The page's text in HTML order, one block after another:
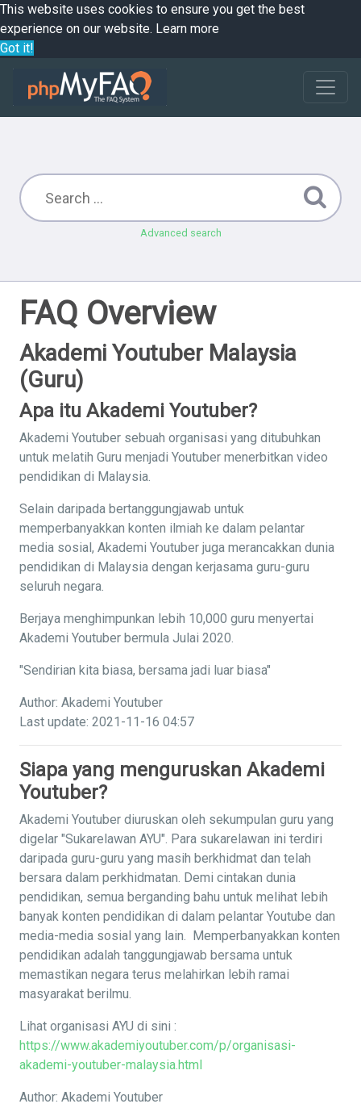
This website uses cookies to ensure you get the best
experience on our website. Learn more
Got it!
Advanced search
FAQ Overview
Akademi Youtuber Malaysia
(Guru)
Apa itu Akademi Youtuber?
Akademi Youtuber sebuah organisasi yang ditubuhkan
untuk melatih Guru menjadi Youtuber menerbitkan video
pendidikan di Malaysia.
Selain daripada bertanggungjawab untuk
memperbanyakkan konten ilmiah ke dalam pelantar
media sosial, Akademi Youtuber juga merancakkan dunia
pendidikan di Malaysia dengan kerjasama guru-guru
seluruh negara.
Berjaya menghimpunkan lebih 10,000 guru menyertai
Akademi Youtuber bermula Julai 2020.
"Sendirian kita biasa, bersama jadi luar biasa"
Author: Akademi Youtuber
Last update: 2021-11-16 04:57
Siapa yang menguruskan Akademi
Youtuber?
Akademi Youtuber diuruskan oleh sekumpulan guru yang
digelar "Sukarelawan AYU". Para sukarelawan ini terdiri
daripada guru-guru yang masih berkhidmat dan telah
bersara dalam perkhidmatan. Demi cintakan dunia
pendidikan, semua berganding bahu untuk melihat lebih
banyak konten pendidikan di dalam pelantar Youtube dan
media-media sosial yang lain. Memperbanyakkan konten
pendidikan adalah tanggungjawab bersama untuk
memastikan negara terus melahirkan lebih ramai
masyarakat berilmu.
Lihat organisasi AYU di sini :
https://www.akademiyoutuber.com/p/organisasi-
akademi-youtuber-malaysia.html
Author: Akademi Youtuber